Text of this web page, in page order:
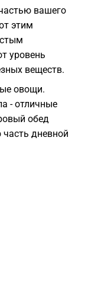
вашего
этим
уровень
веществ.
овощи.
- отличные
обед
дневной